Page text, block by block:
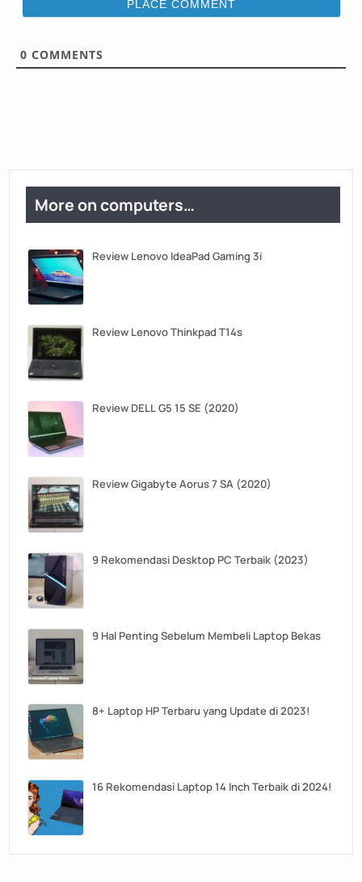
0 COMMENTS
More on computers…
Review Lenovo IdeaPad Gaming 3i
Review Lenovo Thinkpad T14s
Review DELL G5 15 SE (2020)
Review Gigabyte Aorus 7 SA (2020)
9 Rekomendasi Desktop PC Terbaik (2023)
9 Hal Penting Sebelum Membeli Laptop Bekas
8+ Laptop HP Terbaru yang Update di 2023!
16 Rekomendasi Laptop 14 Inch Terbaik di 2024!